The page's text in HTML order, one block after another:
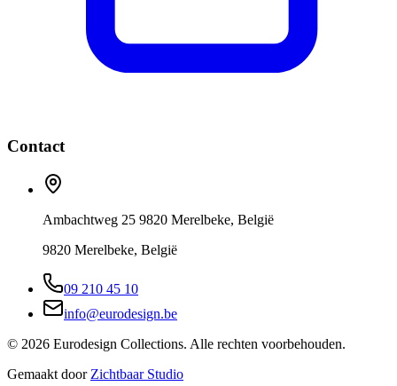
Contact
Ambachtweg 25 9820 Merelbeke, België
9820 Merelbeke, België
09 210 45 10
info@eurodesign.be
© 2026 Eurodesign Collections. Alle rechten voorbehouden.
Gemaakt door Zichtbaar Studio